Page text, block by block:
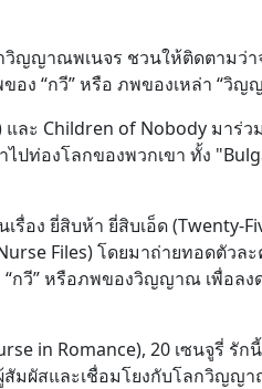
ญญาณพเนจร ชวนให้ติดตามว่า
อง “กวี” หรือ ภพของเหล่า “วิญ
และ Children of Nobody มาร่
ไปท่องโลกของพวกเขา ทั้ง
อง ยี่สิบห้า ยี่สิบเอ็ด (Twenty-
Files) โดยมาถ่ายทอดตัวละ
กวี” หรือภพของวิญญาณ เพื่อลง
in Romance), 20 เซนจูรี่ รัก
สัมผัสและเชื่อมโยงกับโลกวิญญ